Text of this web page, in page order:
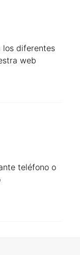
los diferentes
web
teléfono o